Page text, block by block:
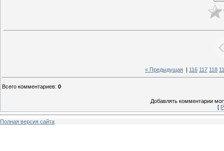
« Предыдущая 116 117 118
Всего комментариев: 0
Добавлять комментарии
[
Полная версия сайта